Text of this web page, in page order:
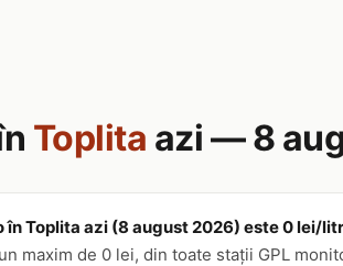
Toplita azi — 8
în Toplita azi (8 august 2026) este 0 lei/
maxim de 0 lei, din toate stații GPL